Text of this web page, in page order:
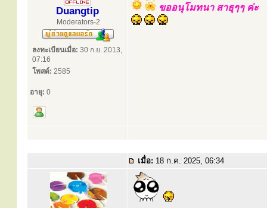
Duangtip
Moderators-2
ลงทะเบียนเมื่อ: 30 ก.ย. 2013,
07:16
โพสต์: 2585
อายุ: 0
ขออนุโมทนา สาธุๆๆ ค่ะ
เมื่อ: 18 ก.ค. 2025, 06:34